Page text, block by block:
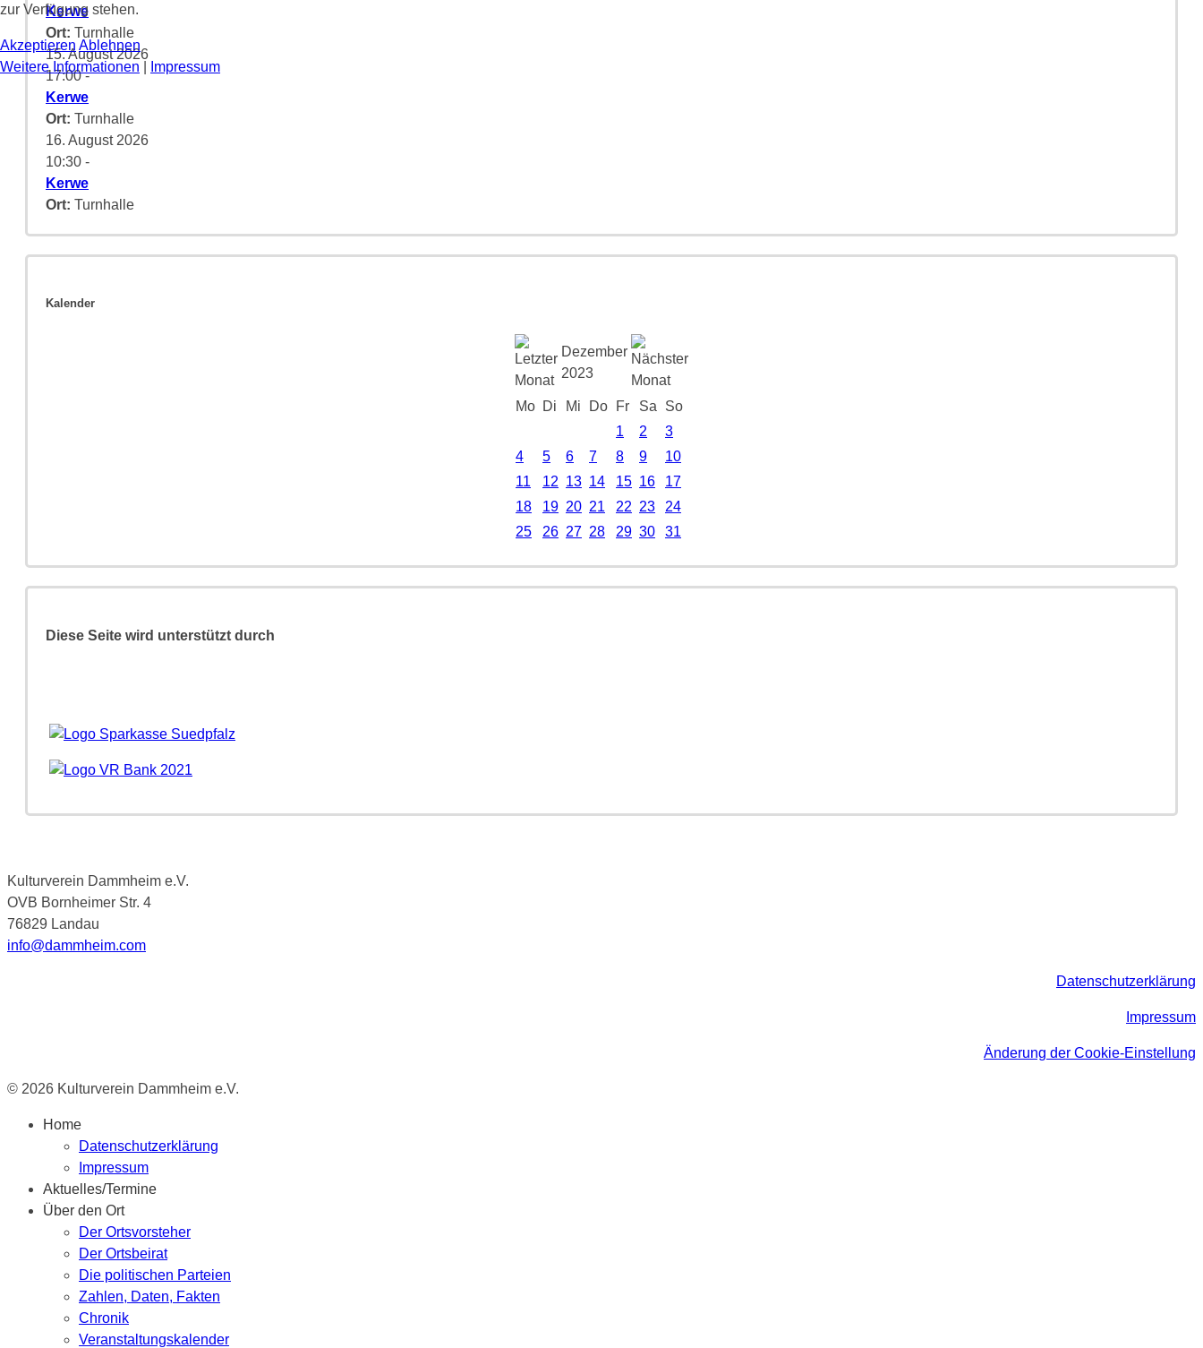
Kerwe
Ort: Turnhalle
15. August 2026
17:00-
Kerwe
Ort: Turnhalle
16. August 2026
10:30 -
Kerwe
Ort: Turnhalle
Kalender
Dezember
2023
Mo Di Mi Do Fr Sa
So
1
2
3
4
5 6 7 8 9
10
11
12 13 14 15 16
17
18
19 20 21 22 23
24
25
26 27 28 29 30 31
Diese Seite wird unterstützt durch
Kulturverein Dammheim e.V.
OVB Bornheimer Str. 4
76829 Landau
info@dammheim.com
Datenschutzerklärung
Impressum
Änderung der Cookie-Einstellung
© 2026 Kulturverein Dammheim e.V.
Home
Datenschutzerklärung
Impressum
Aktuelles/Termine
Über den Ort
Der Ortsvorsteher
Der Ortsbeirat
Die politischen Parteien
Zahlen, Daten, Fakten
Chronik
Veranstaltungskalender
zur Verfügung stehen.
Akzeptieren Ablehnen
Weitere Informationen
Impressum